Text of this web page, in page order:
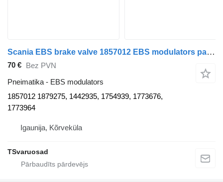
Scania EBS brake valve 1857012 EBS modulators paredzēts Scania P230 vilcēja
70 € Bez PVN
Pneimatika - EBS modulators
1857012 1879275, 1442935, 1754939, 1773676,
1773964
Igaunija, Kõrveküla
TSvaruosad